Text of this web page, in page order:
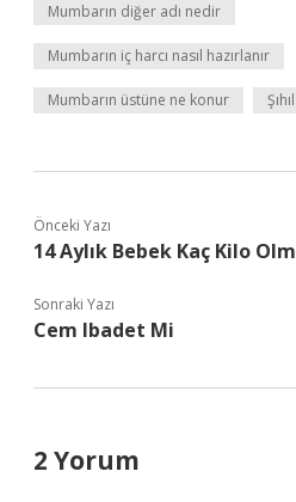
Mumbarın diğer adı nedir
Mumbarın iç harcı nasıl hazırlanır
Mumbarın üstüne ne konur
Önceki Yazı
14 Aylık Bebek Kaç Kilo
Sonraki Yazı
Cem Ibadet Mi
2 Yorum